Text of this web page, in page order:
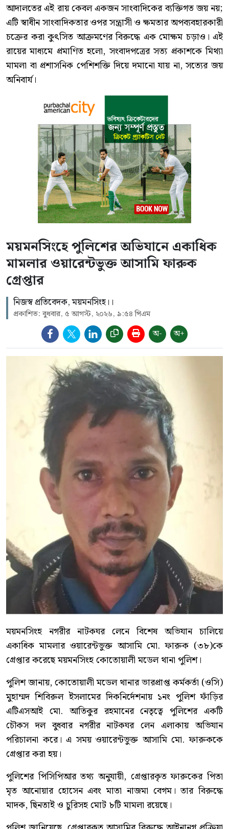
আদালতের এই রায় কেবল একজন সাংবাদিকের ব্যক্তিগত জয় নয়;
এটি স্বাধীন সাংবাদিকতার ওপর সন্ত্রাসী ও ক্ষমতার অপব্যবহারকারী
চক্রের করা কুৎসিত আক্রমণের বিরুদ্ধে এক মোক্ষম চড়াও। এই
রায়ের মাধ্যমে প্রমাণিত হলো, সংবাদপত্রের সত্য প্রকাশকে মিথ্যা
মামলা বা প্রশাসনিক পেশিশক্তি দিয়ে দমানো যায় না, সত্যের জয়
অনিবার্য।
ময়মনসিংহে পুলিশের অভিযানে একাধিক
মামলার ওয়ারেন্টভুক্ত আসামি ফারুক
গ্রেপ্তার
নিজস্ব প্রতিবেদক, ময়মনসিংহ।।
প্রকাশিত: বুধবার, ৫ আগস্ট, ২০২৬, ৯:৫৪ পিএম
অ- অ+
ময়মনসিংহ নগরীর নাটকঘর লেনে বিশেষ অভিযান চালিয়ে
একাধিক মামলার ওয়ারেন্টভুক্ত আসামি মো. ফারুক (৩৮)কে
গ্রেপ্তার করেছে ময়মনসিংহ কোতোয়ালী মডেল থানা পুলিশ।
পুলিশ জানায়, কোতোয়ালী মডেল থানার ভারপ্রাপ্ত কর্মকর্তা (ওসি)
মুহাম্মদ শিবিরুল ইসলামের দিকনির্দেশনায় ১নং পুলিশ ফাঁড়ির
এটিএসআই মো. আতিকুর রহমানের নেতৃত্বে পুলিশের একটি
চৌকস দল বুধবার নগরীর নাটকঘর লেন এলাকায় অভিযান
পরিচালনা করে। এ সময় ওয়ারেন্টভুক্ত আসামি মো. ফারুককে
গ্রেপ্তার করা হয়।
পুলিশের পিসিপিআর তথ্য অনুযায়ী, গ্রেপ্তারকৃত ফারুকের পিতা
মৃত আনোয়ার হোসেন এবং মাতা নাজমা বেগম। তার বিরুদ্ধে
মাদক, ছিনতাই ও চুরিসহ মোট ৮টি মামলা রয়েছে।